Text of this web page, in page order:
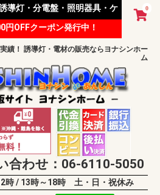
0
導灯・分電盤・照明器具・ケ
を取り扱っています。
円OFFクーポン発行中！
績！ 誘導灯・電材の販売ならヨナシンホー
ム
合わせ：06-6110-5050
時 / 13時～18時 土・日・祝休み